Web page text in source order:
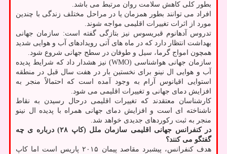
بطور کلی کاهش سلامت روان مرتبط می باشد.
افراد می توانند بطور همزمان یا در مراحل مختلف زندگی با چندین
مورد از اثرات تغییرات اقلیمی مواجه شوند.
تدروس آدهانوم قبریسوس نیز بتازگی گفته است: سازمان جهانی
بهداشت انتظار دارد که در ماه های آتی رویدادهای آب و هوایی شدید
همچون امواج گرما، سیل و طوفان در سطح جهانی شروع شود.
سازمان جهانی هواشناسی (WMO) نیز هشدار داد که شرایط پدیده
آب و هوایی ال نینو برای نخستین بار در هفت سال قبل در منطقه
استوایی اقیانوس آرام به وجود آمده است که احتمالاً منجر به
افزایش دمای جهانی و تغییرات اقلیمی می شود.
کارشناسان معتقدند که تغییرات اقلیمی درحال رسیدن به نقاط
ناشناخته ای است و افزایش دمای جهانی همراه با پدیده ال نینو
منجر به ثبت رکوردهای جدیدی خواهد شد.
در کنفرانس جهانی اقلیمی سازمان ملل (کاپ ۲۸) درباره ی چه
گفتگو می کنند؟
هدف کنفرانس، پیشبرد مقاصد پیمان ۲۰۱۵ پاریس است اما کاپ